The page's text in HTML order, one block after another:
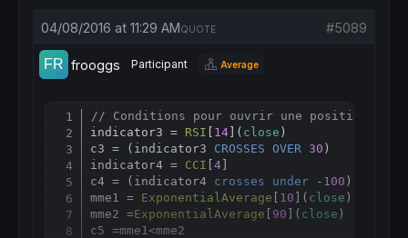
04/08/2016 at 11:29 AM #5089
QUOTE
frooggs Participant Average
// Conditions pour ouvrir une position en
indicator3 = RSI [ 14]( close )
c3 = (indicator3 CROSSES OVER 30 )
indicator4 = CCI [4]
c4 = (indicator4 crosses under - 100 )
mme1 = ExponentialAverage [ 10 ]( close )
mme2 =ExponentialAverage [ 90 ]( close )
c5 =mme1 <mme2
Copy